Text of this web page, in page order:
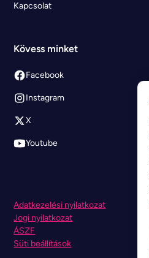
Kapcsolat
Kövess minket
Facebook
Instagram
X
Youtube
Adatkezelési nyilatkozat
Jogi nyilatkozat
ÁSZF
Süti beállítások